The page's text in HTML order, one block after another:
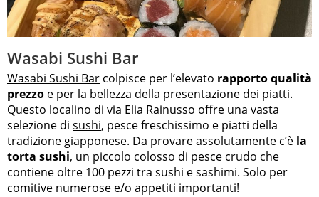
Wasabi Sushi Bar
Wasabi Sushi Bar colpisce per l’elevato rapporto qualità
prezzo e per la bellezza della presentazione dei piatti.
Questo localino di via Elia Rainusso offre una vasta
selezione di sushi, pesce freschissimo e piatti della
tradizione giapponese. Da provare assolutamente c’è la
torta sushi, un piccolo colosso di pesce crudo che
contiene oltre 100 pezzi tra sushi e sashimi. Solo per
comitive numerose e/o appetiti importanti!